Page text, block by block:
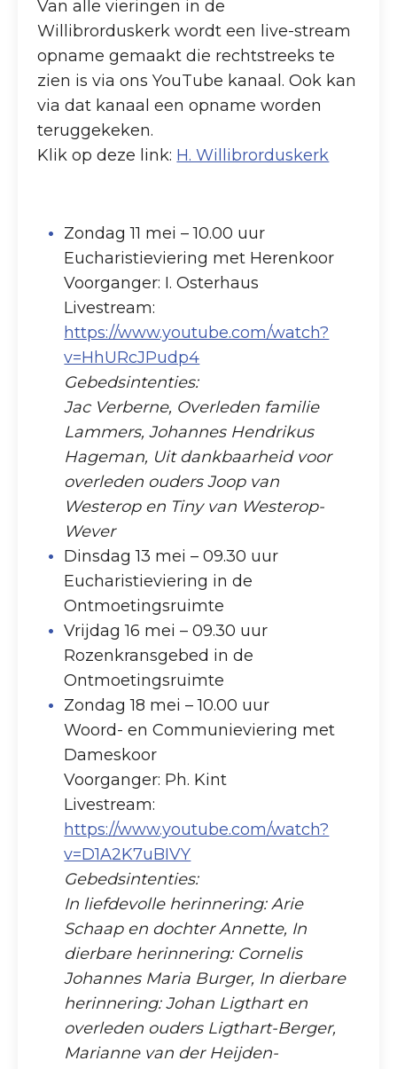
Van alle vieringen in de
Willibrorduskerk wordt een live-stream
opname gemaakt die rechtstreeks te
zien is via ons YouTube kanaal. Ook kan
via dat kanaal een opname worden
teruggekeken.
Klik op deze link: H. Willibrorduskerk
Zondag 11 mei – 10.00 uur
Eucharistieviering met Herenkoor
Voorganger: I. Osterhaus
Livestream:
https://www.youtube.com/watch?
v=HhURcJPudp4
Gebedsintenties:
Jac Verberne, Overleden familie
Lammers, Johannes Hendrikus
Hageman, Uit dankbaarheid voor
overleden ouders Joop van
Westerop en Tiny van Westerop-
Wever
Dinsdag 13 mei – 09.30 uur
Eucharistieviering in de
Ontmoetingsruimte
Vrijdag 16 mei – 09.30 uur
Rozenkransgebed in de
Ontmoetingsruimte
Zondag 18 mei – 10.00 uur
Woord- en Communieviering met
Dameskoor
Voorganger: Ph. Kint
Livestream:
https://www.youtube.com/watch?
v=D1A2K7uBIVY
Gebedsintenties:
In liefdevolle herinnering: Arie
Schaap en dochter Annette, In
dierbare herinnering: Cornelis
Johannes Maria Burger, In dierbare
herinnering: Johan Ligthart en
overleden ouders Ligthart-Berger,
Marianne van der Heijden-